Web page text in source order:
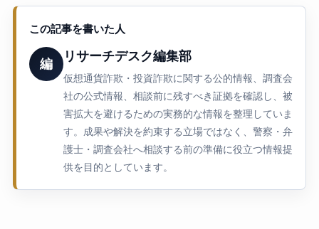
この記事を書いた人
編
リサーチデスク編集部
仮想通貨詐欺・投資詐欺に関する公的情報、調査会
社の公式情報、相談前に残すべき証拠を確認し、被
害拡大を避けるための実務的な情報を整理していま
す。成果や解決を約束する立場ではなく、警察・弁
護士・調査会社へ相談する前の準備に役立つ情報提
供を目的としています。